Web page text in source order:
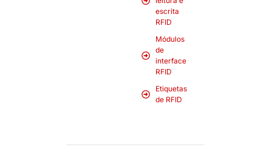
escrita
RFID
Módulos
de
interface
RFID
Etiquetas
de RFID